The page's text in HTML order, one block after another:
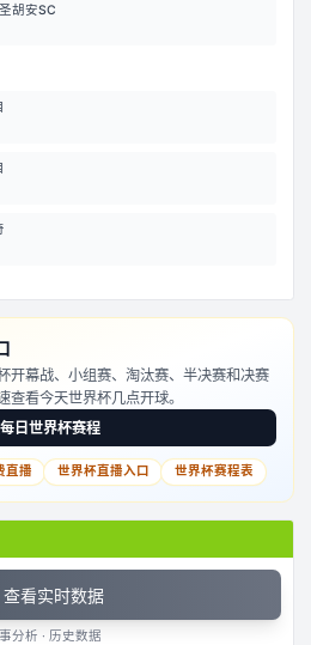
圣胡安SC
开幕战、小组赛、淘汰赛、半决赛和决赛
查看今天世界杯几点开球。
日世界杯赛程
直播 世界杯直播入口 世界杯赛程表
查看实时数据
分析 · 历史数据